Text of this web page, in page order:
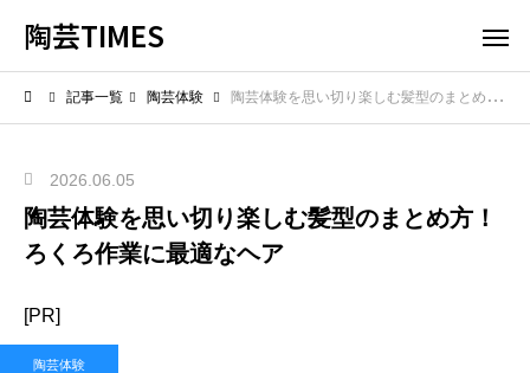
陶芸TIMES
記事一覧 陶芸体験 陶芸体験を思い切り楽しむ髪型のまとめ方！ろくろ作業に最適なヘア
2026.06.05
陶芸体験を思い切り楽しむ髪型のまとめ方！
ろくろ作業に最適なヘア
[PR]
陶芸体験